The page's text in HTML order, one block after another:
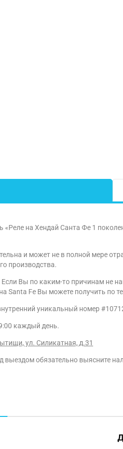
«Реле на Хендай Санта Фе 1
и может не в полной мере
производства.
Вы по каким-то причинам не
Fe Вы можете получить по
уникальный номер
каждый день.
ул. Силикатная, д.31
обязательно выясните